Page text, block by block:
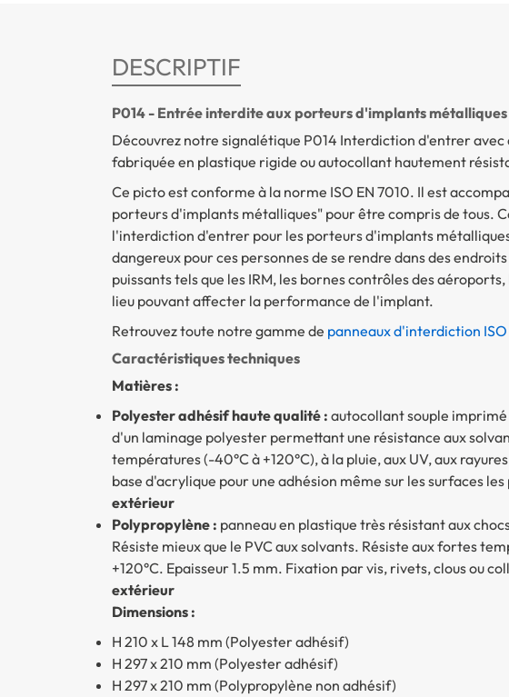
DESCRIPTIF
P014 - Entrée interdite aux porteurs d'implants métalliques
Découvrez notre signalétique P014 Interdiction d'entrer
fabriquée en plastique rigide ou autocollant hautement
Ce picto est conforme à la norme ISO EN 7010. Il est
porteurs d'implants métalliques" pour être compris de tous.
l'interdiction d'entrer pour les porteurs d'implants
dangereux pour ces personnes de se rendre dans des
puissants tels que les IRM, les bornes contrôles des
lieu pouvant affecter la performance de l'implant.
Retrouvez toute notre gamme de panneaux d'interdiction
Caractéristiques techniques
Matières :
Polyester adhésif haute qualité : autocollant souple
d'un laminage polyester permettant une résistance aux
températures (-40°C à +120°C), à la pluie, aux UV, aux
base d'acrylique pour une adhésion même sur les surfaces
extérieur
Polypropylène : panneau en plastique très résistant aux
Résiste mieux que le PVC aux solvants. Résiste aux fortes
+120°C. Epaisseur 1.5 mm. Fixation par vis, rivets, clous ou
extérieur
Dimensions :
H 210 x L 148 mm (Polyester adhésif)
H 297 x 210 mm (Polyester adhésif)
H 297 x 210 mm (Polypropylène non adhésif)